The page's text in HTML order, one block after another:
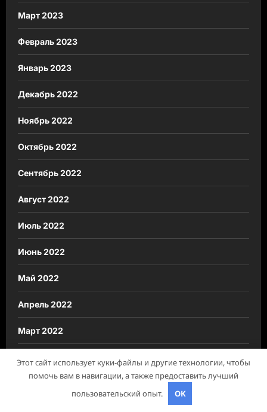
Март 2023
Февраль 2023
Январь 2023
Декабрь 2022
Ноябрь 2022
Октябрь 2022
Сентябрь 2022
Август 2022
Июль 2022
Июнь 2022
Май 2022
Апрель 2022
Март 2022
Этот сайт использует куки-файлы и другие технологии, чтобы
помочь вам в навигации, а также предоставить лучший
пользовательский опыт.
OK